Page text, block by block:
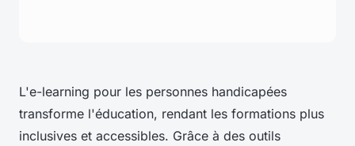
L'e-learning pour les personnes handicapées
transforme l'éducation, rendant les formations plus
inclusives et accessibles. Grâce à des outils